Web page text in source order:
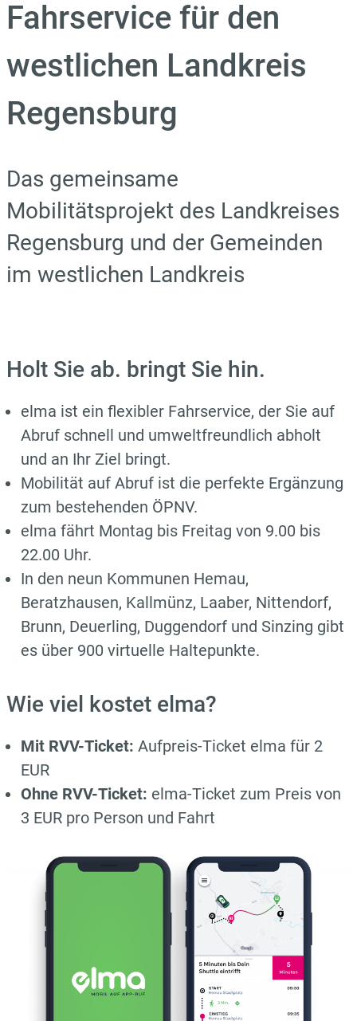
Fahrservice für den
westlichen Landkreis
Regensburg
Das gemeinsame
Mobilitätsprojekt des Landkreises
Regensburg und der Gemeinden
im westlichen Landkreis
Holt Sie ab. bringt Sie hin.
elma ist ein flexibler Fahrservice, der Sie auf
Abruf schnell und umweltfreundlich abholt
und an Ihr Ziel bringt.
Mobilität auf Abruf ist die perfekte Ergänzung
zum bestehenden ÖPNV.
elma fährt Montag bis Freitag von 9.00 bis
22.00 Uhr.
In den neun Kommunen Hemau,
Beratzhausen, Kallmünz, Laaber, Nittendorf,
Brunn, Deuerling, Duggendorf und Sinzing gibt
es über 900 virtuelle Haltepunkte.
Wie viel kostet elma?
Mit RVV-Ticket: Aufpreis-Ticket elma für 2
EUR
Ohne RVV-Ticket: elma-Ticket zum Preis von
3 EUR pro Person und Fahrt